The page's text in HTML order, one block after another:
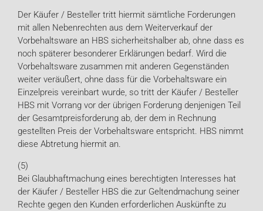
Der Käufer / Besteller tritt hiermit sämtliche Forderungen
mit allen Nebenrechten aus dem Weiterverkauf der
Vorbehaltsware an HBS sicherheitshalber ab, ohne dass es
noch späterer besonderer Erklärungen bedarf. Wird die
Vorbehaltsware zusammen mit anderen Gegenständen
weiter veräußert, ohne dass für die Vorbehaltsware ein
Einzelpreis vereinbart wurde, so tritt der Käufer / Besteller
HBS mit Vorrang vor der übrigen Forderung denjenigen Teil
der Gesamtpreisforderung ab, der dem in Rechnung
gestellten Preis der Vorbehaltsware entspricht. HBS nimmt
diese Abtretung hiermit an.
(5)
Bei Glaubhaftmachung eines berechtigten Interesses hat
der Käufer / Besteller HBS die zur Geltendmachung seiner
Rechte gegen den Kunden erforderlichen Auskünfte zu